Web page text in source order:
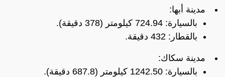
مدينة أبها:
بالسيارة: 724.94 كيلومتر (378 دقيقة).
بالقطار: 432 دقيقة.
مدينة سكاك:
بالسيارة: 1242.50 كيلومتر (687.8 دقيقة).